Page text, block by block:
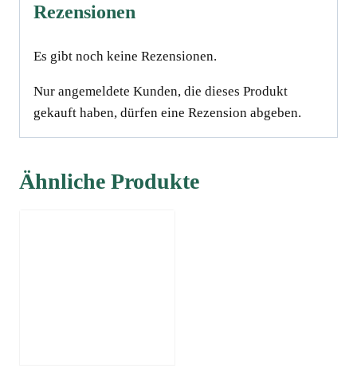
Rezensionen
Es gibt noch keine Rezensionen.
Nur angemeldete Kunden, die dieses Produkt
gekauft haben, dürfen eine Rezension abgeben.
Ähnliche Produkte